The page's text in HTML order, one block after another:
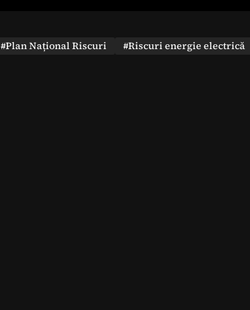
#Plan Național Riscuri
#Riscuri energie electrică